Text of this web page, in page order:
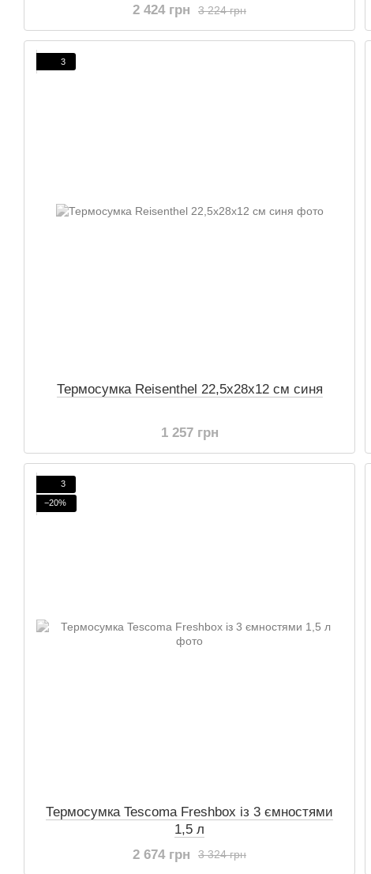
3 224 грн
2 424 грн
3
Термосумка Reisenthel 22,5х28х12 см синя
1 257 грн
3
−20%
Термосумка Tescoma Freshbox із 3 ємностями
1,5 л
3 324 грн
2 674 грн